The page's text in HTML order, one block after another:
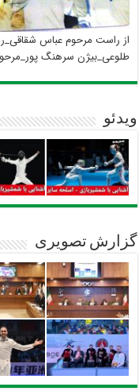
از راست مرحوم عباس
طلوعی_بیژن سرهنگ
ویدئو
گزارش تصویری